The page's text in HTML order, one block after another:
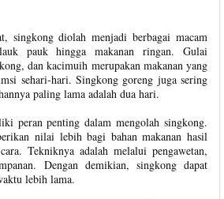
singkong diolah menjadi berbagai macam
pauk hingga makanan ringan. Gulai
dan kacimuih merupakan makanan yang
sehari-hari. Singkong goreng juga sering
paling lama adalah dua hari.
peran penting dalam mengolah singkong.
nilai lebih bagi bahan makanan hasil
Tekniknya adalah melalui pengawetan,
Dengan demikian, singkong dapat
lebih lama.